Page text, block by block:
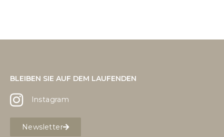
BLEIBEN SIE AUF DEM LAUFENDEN
Instagram
Newsletter